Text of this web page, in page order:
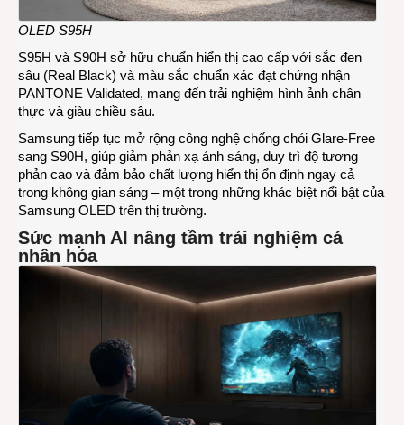
OLED S95H
S95H và S90H sở hữu chuẩn hiển thị cao cấp với sắc đen
sâu (Real Black) và màu sắc chuẩn xác đạt chứng nhận
PANTONE Validated, mang đến trải nghiệm hình ảnh chân
thực và giàu chiều sâu.
Samsung tiếp tục mở rộng công nghệ chống chói Glare-Free
sang S90H, giúp giảm phản xạ ánh sáng, duy trì độ tương
phản cao và đảm bảo chất lượng hiển thị ổn định ngay cả
trong không gian sáng – một trong những khác biệt nổi bật của
Samsung OLED trên thị trường.
Sức mạnh AI nâng tầm trải nghiệm cá
nhân hóa